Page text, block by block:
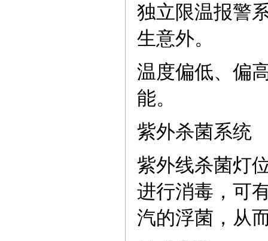
独立限温报警
生意外。
温度偏低、偏
能。
紫外杀菌系统
紫外线杀菌灯
进行消毒，可
汽的浮菌，从